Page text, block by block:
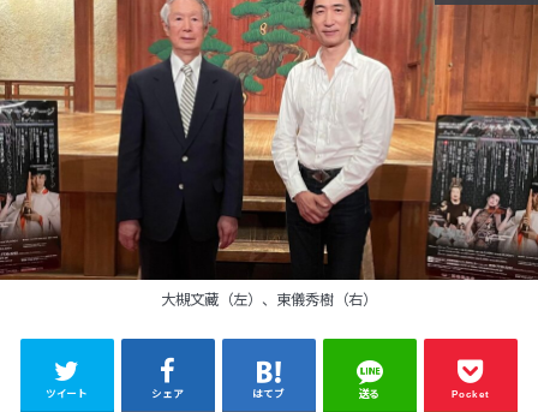
大槻文藏（左）、東儀秀樹（右）
ツイート シェア はてブ 送る Pocket